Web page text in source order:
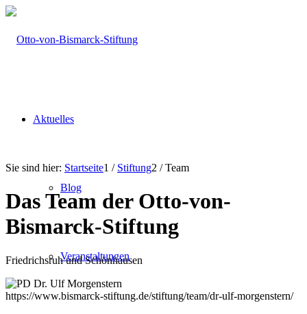
Aktuelles
Blog
Veranstaltungen
Sie sind hier: Startseite1 / Stiftung2 / Team
Das Team der Otto-von-
Bismarck-Stiftung
Friedrichsruh und Schönhausen
https://www.bismarck-stiftung.de/stiftung/team/dr-ulf-morgenstern/